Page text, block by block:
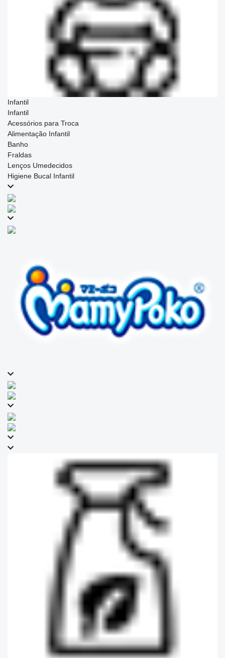
Infantil
Infantil
Acessórios para Troca
Alimentação Infantil
Banho
Fraldas
Lenços Umedecidos
Higiene Bucal Infantil